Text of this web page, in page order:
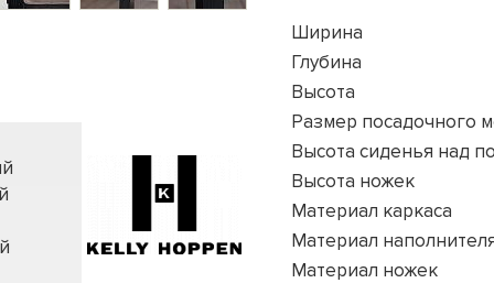
Ширина
Глубина
Высота
Размер посадочного
Высота сиденья над
Высота ножек
Материал каркаса
Материал
Материал ножек